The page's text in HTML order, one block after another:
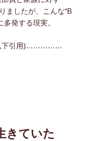
ましたが、こんな“B
発する現実。
(以下引用)……………
きていた